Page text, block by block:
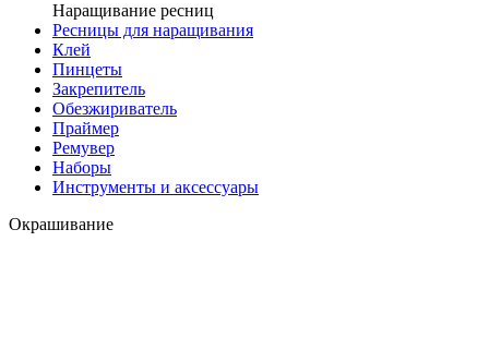
Наращивание ресниц
Ресницы для наращивания
Клей
Пинцеты
Закрепитель
Обезжириватель
Праймер
Ремувер
Наборы
Инструменты и аксессуары
Окрашивание